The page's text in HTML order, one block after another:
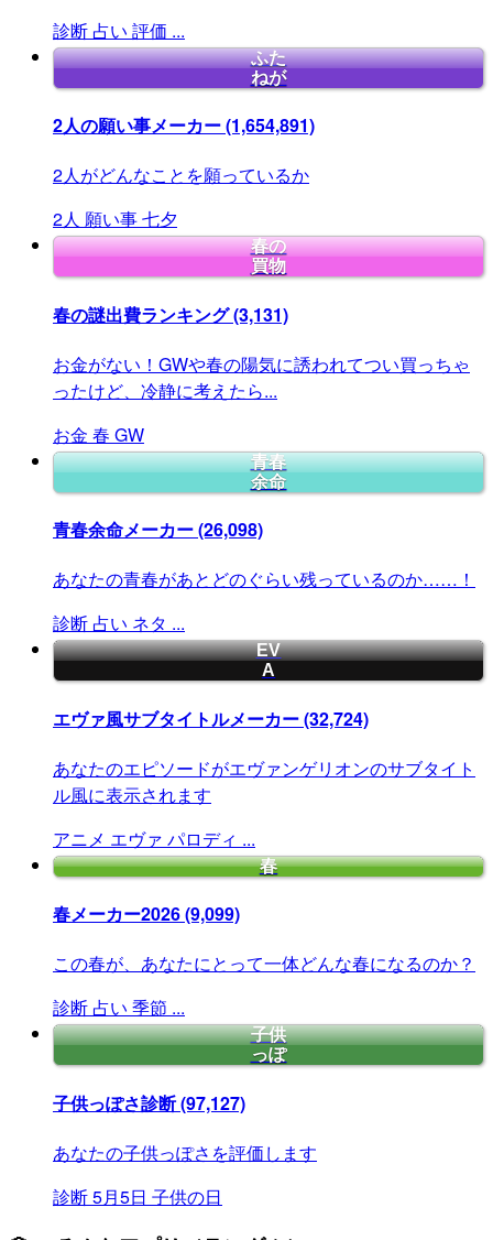
診断 占い 評価 ...
ふた
ねが
2人の願い事メーカー(1,654,891)
2人がどんなことを願っているか
2人 願い事七夕
春の
買物
春の謎出費ランキング(3,131)
お金がない！GWや春の陽気に誘われてつい買っちゃ
ったけど、冷静に考えたら...
お金 春 GW
青春
余命
青春余命メーカー(26,098)
あなたの青春があとどのぐらい残っているのか……！
診断 占い ネタ ...
EV
A
エヴァ風サブタイトルメーカー(32,724)
あなたのエピソードがエヴァンゲリオンのサブタイト
ル風に表示されます
アニメ エヴァ パロディ ...
春
春メーカー2026(9,099)
この春が、あなたにとって一体どんな春になるのか？
診断 占い 季節 ...
子供
っぽ
子供っぽさ診断(97,127)
あなたの子供っぽさを評価します
診断5月5日 子供の日